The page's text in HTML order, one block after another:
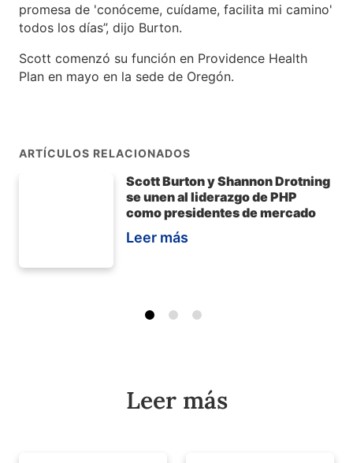
promesa de 'conóceme, cuídame, facilita mi camino'
todos los días”, dijo Burton.
Scott comenzó su función en Providence Health
Plan en mayo en la sede de Oregón.
ARTÍCULOS RELACIONADOS
Scott Burton y Shannon Drotning
se unen al liderazgo de PHP
como presidentes de mercado
Leer más
Leer más